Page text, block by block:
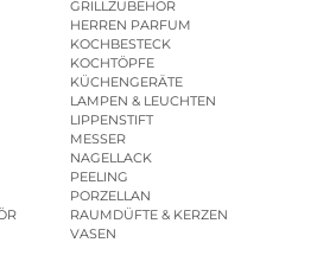
GRILLZUBEHÖR
HERREN PARFUM
KOCHBESTECK
KOCHTÖPFE
KÜCHENGERÄTE
LAMPEN & LEUCHTEN
LIPPENSTIFT
MESSER
NAGELLACK
PEELING
PORZELLAN
RAUMDÜFTE & KERZEN
VASEN